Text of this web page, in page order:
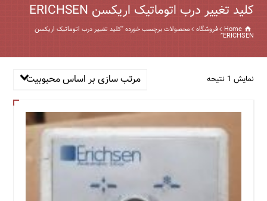
کلید تغییر درب اتوماتیک اریکسن ERICHSEN
Home فروشگاه محصولات برچسب خورده “کلید تغییر درب اتوماتیک اریکسن
ERICHSEN”
نمایش 1 نتیحه مرتب سازی بر اساس محبوبیت